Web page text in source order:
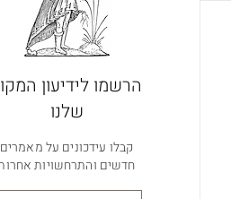
הרשמו לידיעון
שלנו
קבלו עידכונים על מאמרים
חדשים והתרחשויות